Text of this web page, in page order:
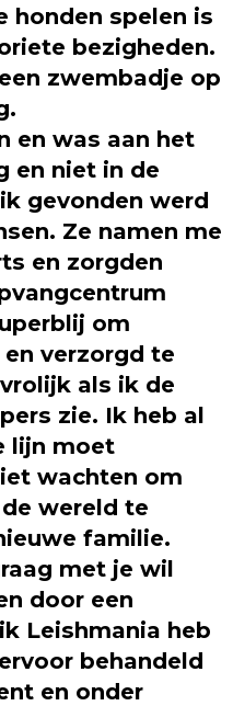
honden spelen is
bezigheden.
zwembadje op
en was aan het
en niet in de
gevonden werd
Ze namen me
en zorgden
om
verzorgd te
als ik de
zie. Ik heb al
lijn moet
wachten om
wereld te
familie.
met je wil
door een
Leishmania heb
behandeld
en onder